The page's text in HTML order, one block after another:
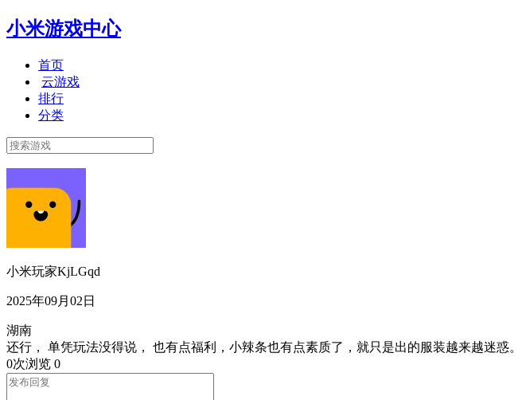
小米游戏中心
首页
云游戏
排行
分类
小米玩家KjLGqd
2025年09月02日
湖南
还行， 单凭玩法没得说， 也有点福利，小辣条也有点素质了，就只是出的服装越来越迷惑。
0次浏览 0